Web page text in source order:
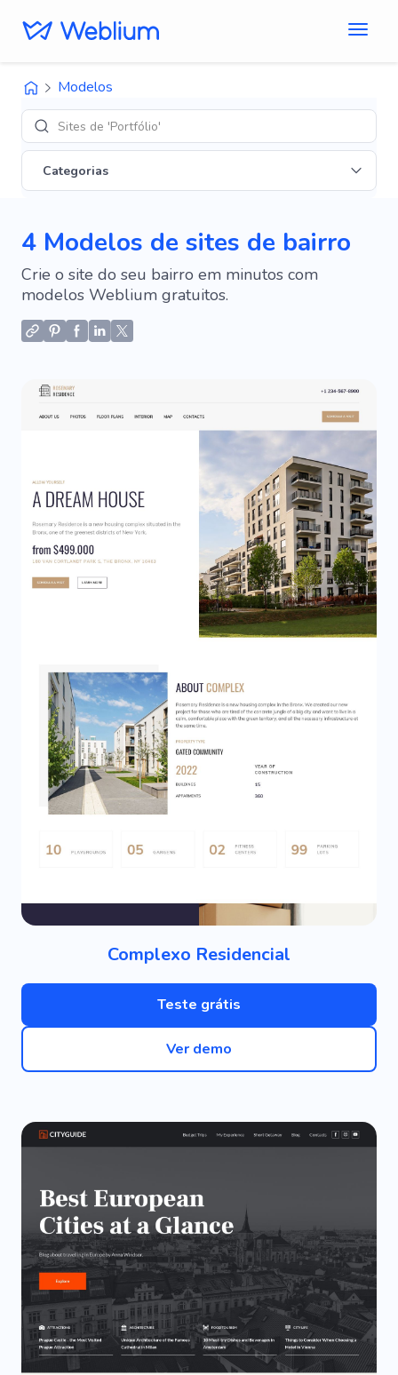
Modelos
Sites de 'Portfólio'
Categorias
4 Modelos de sites de bairro
Crie o site do seu bairro em minutos com
modelos Weblium gratuitos.
Complexo Residencial
Teste grátis
Ver demo